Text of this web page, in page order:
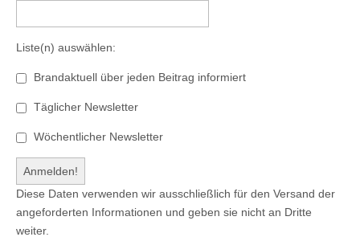
Liste(n) auswählen:
Brandaktuell über jeden Beitrag informiert
Täglicher Newsletter
Wöchentlicher Newsletter
Diese Daten verwenden wir ausschließlich für den Versand der
angeforderten Informationen und geben sie nicht an Dritte
weiter.